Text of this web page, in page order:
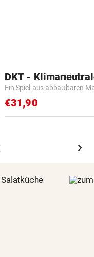
Ein Spiel aus abbaubaren
€31,90
chevron_right